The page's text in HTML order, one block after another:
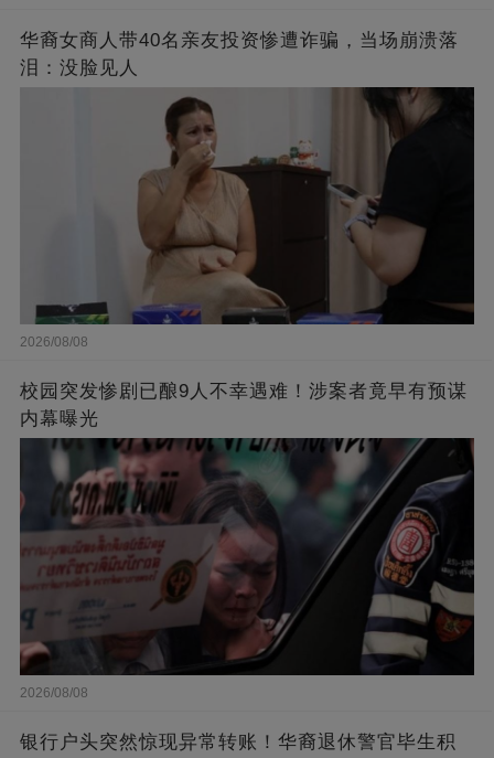
华裔女商人带40名亲友投资惨遭诈骗，当场崩溃落
泪：没脸见人
2026/08/08
校园突发惨剧已酿9人不幸遇难！涉案者竟早有预谋
内幕曝光
2026/08/08
银行户头突然惊现异常转账！华裔退休警官毕生积